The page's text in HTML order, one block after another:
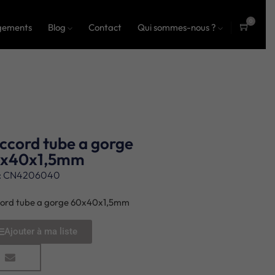
Blog Contact Qui sommes-nous ?
0
tube a gorge
CN4206040
tube a gorge 60x40x1,5mm
Ajouter à ma liste